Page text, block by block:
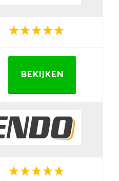
BEKIJKEN